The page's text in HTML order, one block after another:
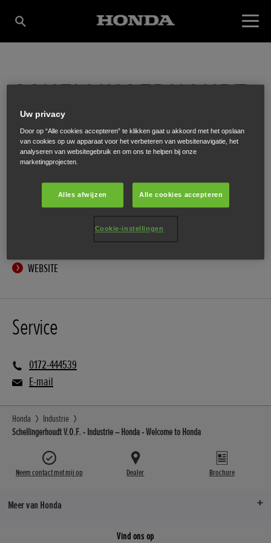
SCHELLINGERHOUDT
V.O.F.
Ondernemingsweg 11,Alphen aan de Rijn,2404 HM
WEBSITE
Service
0172-444539
E-mail
Honda
Industrie
Schellingerhoudt V.O.F. - Industrie – Honda - Welcome to Honda
Neem contact met mij op Dealer Brochure
Meer van Honda
Vind ons op
Uw privacy
Door op “Alle cookies accepteren” te klikken gaat u akkoord met het opslaan
van cookies op uw apparaat voor het verbeteren van websitenavigatie, het
analyseren van websitegebruik en om ons te helpen bij onze
marketingprojecten.
Alles afwijzen Alle cookies accepteren
Cookie-instellingen